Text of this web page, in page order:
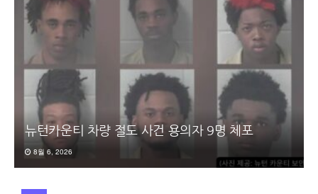
뉴턴카운티 차량 절도 사건 용의자 9명 체포
8월 6, 2026